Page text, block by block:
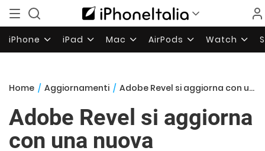
iPhone iPad Mac AirPods Watch
Home / Aggiornamenti / Adobe Revel si aggiorna con una nuova interfaccia
Adobe Revel si aggiorna
con una nuova